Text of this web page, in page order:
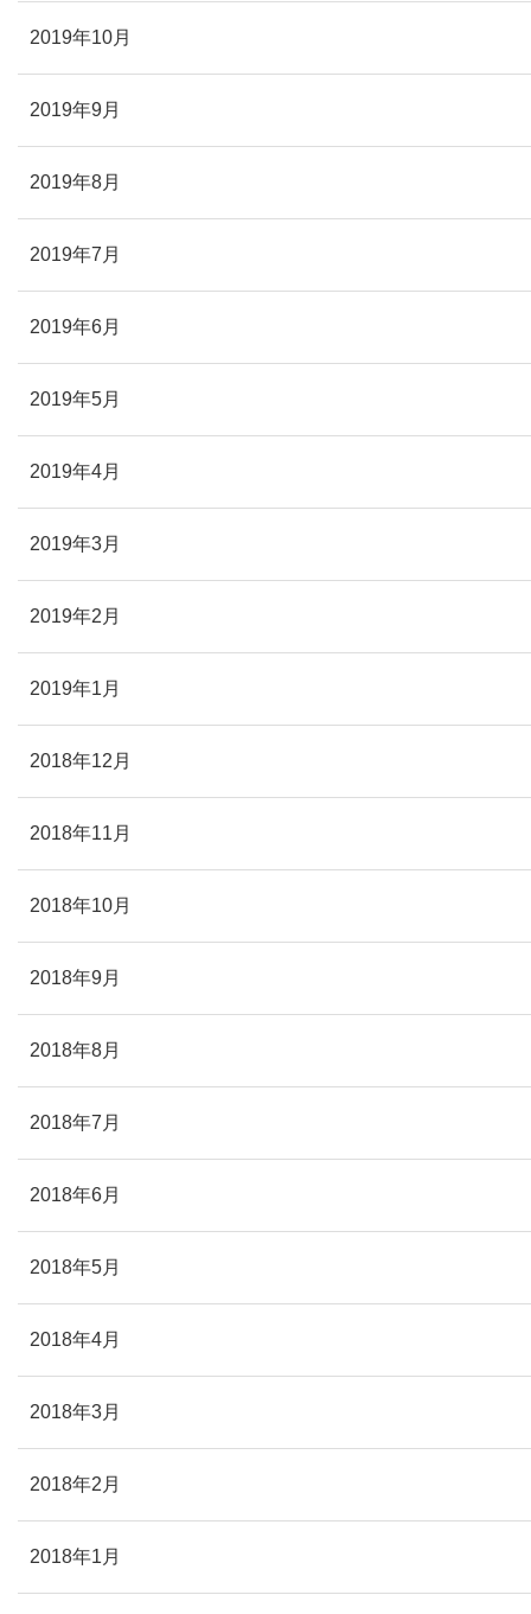
2019年10月
2019年9月
2019年8月
2019年7月
2019年6月
2019年5月
2019年4月
2019年3月
2019年2月
2019年1月
2018年12月
2018年11月
2018年10月
2018年9月
2018年8月
2018年7月
2018年6月
2018年5月
2018年4月
2018年3月
2018年2月
2018年1月